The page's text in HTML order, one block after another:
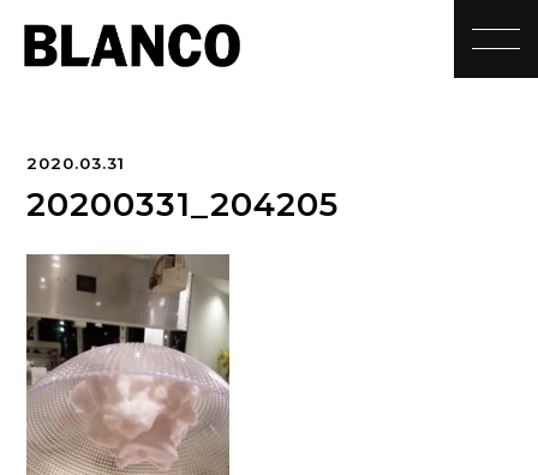
2020.03.31
20200331_204205